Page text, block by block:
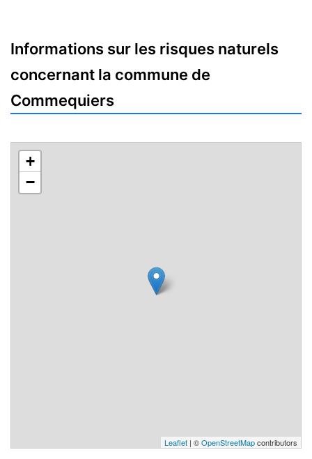
Informations sur les risques naturels
concernant la commune de
Commequiers
+
−
Leaflet | ©OpenStreetMapcontributors